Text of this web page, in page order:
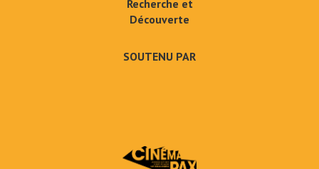
Recherche et
Découverte
SOUTENU PAR